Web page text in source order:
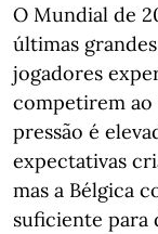
O Mundial de
últimas
jogadores
competirem ao
pressão é
expectativas
mas a Bélgica
suficiente para